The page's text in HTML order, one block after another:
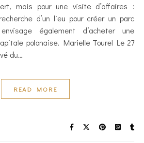
mais pour une visite d’affaires :
d’un lieu pour créer un parc
également d’acheter une
polonaise. Marielle Tourel Le 27
du…
READ MORE